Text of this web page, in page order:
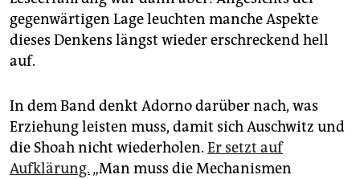
gegenwärtigen Lage leuchten manche Aspekte
dieses Denkens längst wieder erschreckend hell
auf.
In dem Band denkt Adorno darüber nach, was
Erziehung leisten muss, damit sich ­Auschwitz und
die Shoah nicht wiederholen. Er setzt auf
Aufklärung. „Man muss die Mechanismen